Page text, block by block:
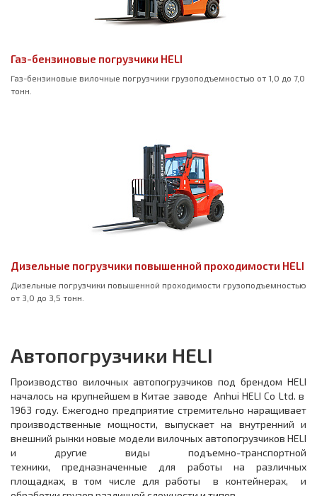
Газ-бензиновые погрузчики HELI
Газ-бензиновые вилочные погрузчики грузоподъемностью от 1,0 до 7,0
тонн.
Дизельные погрузчики повышенной проходимости HELI
Дизельные погрузчики повышенной проходимости грузоподъемностью
от 3,0 до 3,5 тонн.
Автопогрузчики HELI
Производство вилочных автопогрузчиков под брендом HELI
началось на крупнейшем в Китае заводе Anhui HELI Co Ltd. в
1963 году. Ежегодно предприятие стремительно наращивает
производственные мощности, выпускает на внутренний и
внешний рынки новые модели вилочных автопогрузчиков HELI
и другие виды подъемно-транспортной
техники, предназначенные для работы на различных
площадках, в том числе для работы в контейнерах, и